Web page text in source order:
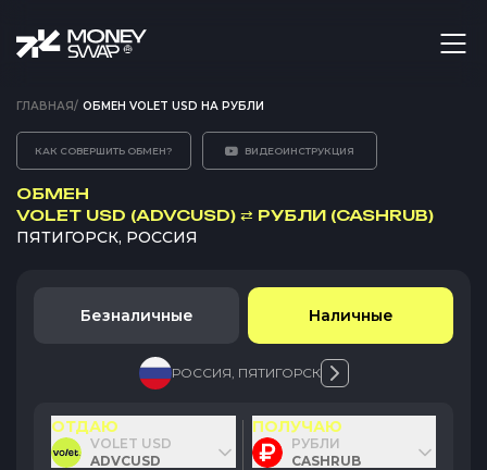
ГЛАВНАЯ/ ОБМЕН VOLET USD НА РУБЛИ
КАК СОВЕРШИТЬ ОБМЕН? ВИДЕОИНСТРУКЦИЯ
ОБМЕН
VOLET USD (ADVCUSD) ⇄ РУБЛИ (CASHRUB)
ПЯТИГОРСК, РОССИЯ
Безналичные Наличные
РОССИЯ, ПЯТИГОРСК
ОТДАЮ
VOLET USD
ADVCUSD
ПОЛУЧАЮ
РУБЛИ
CASHRUB